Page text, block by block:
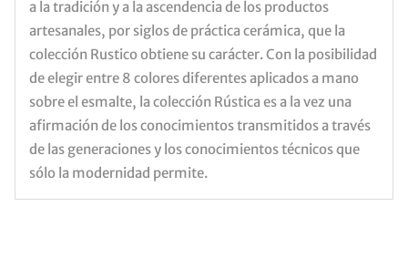
a la tradición y a la ascendencia de los productos
artesanales, por siglos de práctica cerámica, que la
colección Rustico obtiene su carácter. Con la posibilidad
de elegir entre 8 colores diferentes aplicados a mano
sobre el esmalte, la colección Rústica es a la vez una
afirmación de los conocimientos transmitidos a través
de las generaciones y los conocimientos técnicos que
sólo la modernidad permite.